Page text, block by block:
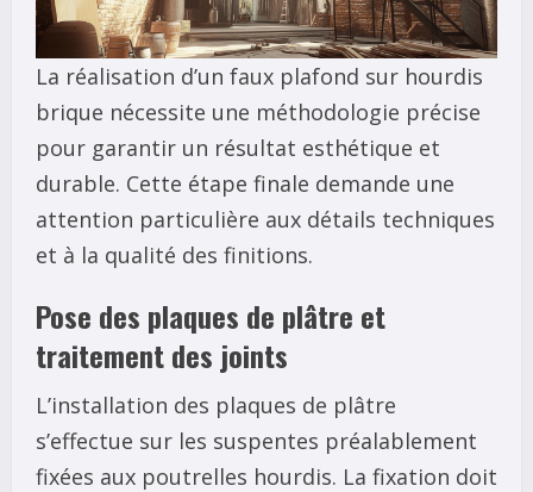
La réalisation d’un faux plafond sur hourdis
brique nécessite une méthodologie précise
pour garantir un résultat esthétique et
durable. Cette étape finale demande une
attention particulière aux détails techniques
et à la qualité des finitions.
Pose des plaques de plâtre et
traitement des joints
L’installation des plaques de plâtre
s’effectue sur les suspentes préalablement
fixées aux poutrelles hourdis. La fixation doit